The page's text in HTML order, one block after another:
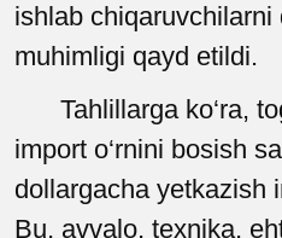
ishlab chiqaruvchilarni
muhimligi qayd etildi.
Tahlillarga ko‘ra,
import o‘rnini bosish
dollargacha yetkazish
Bu, avvalo, texnika,